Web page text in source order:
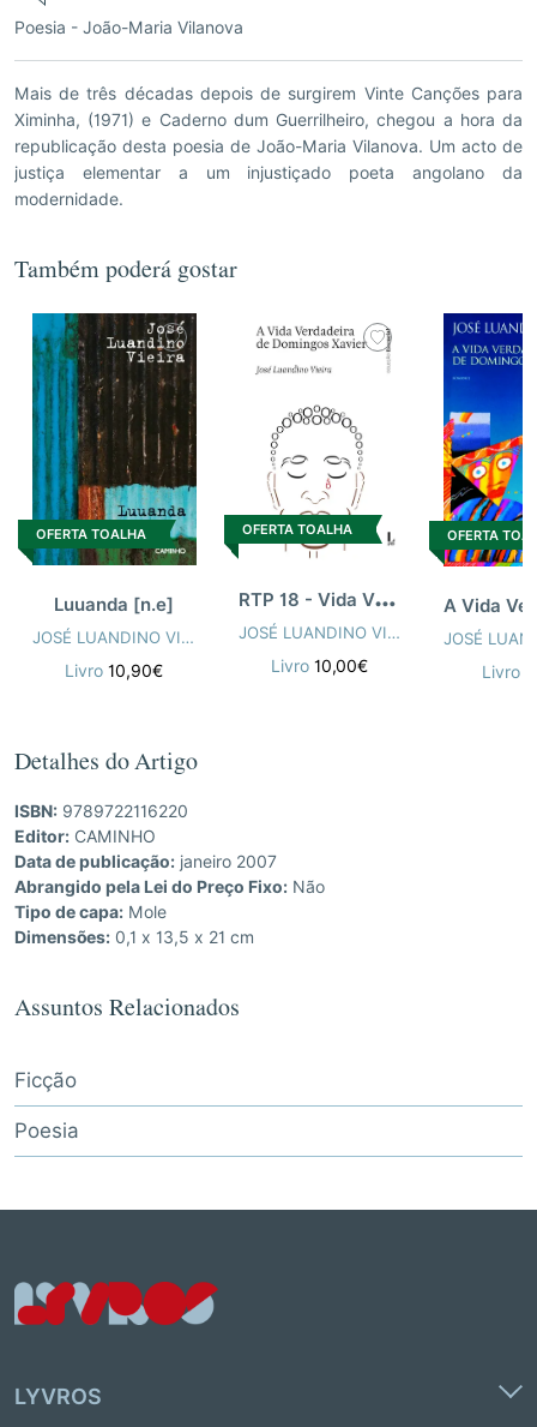
Poesia - João-Maria Vilanova
Mais de três décadas depois de surgirem Vinte Canções para
Ximinha, (1971) e Caderno dum Guerrilheiro, chegou a hora da
republicação desta poesia de João-Maria Vilanova. Um acto de
justiça elementar a um injustiçado poeta angolano da
modernidade.
Também poderá gostar
OFERTA TOALHA
Luuanda [n.e]
JOSÉ LUANDINO VIEIRA
Livro10,90€
OFERTA TOALHA
R
TP 18 - Vida Verdadeira Domingos Xavier
JOSÉ LUANDINO VIEIRA
Livro10,00€
OFERTA
Livro
Detalhes do Artigo
ISBN: 9789722116220
Editor: CAMINHO
Data de publicação: janeiro 2007
Abrangido pela Lei do Preço Fixo: Não
Tipo de capa: Mole
Dimensões: 0,1 x 13,5 x 21 cm
Assuntos Relacionados
Ficção
Poesia
LYVROS